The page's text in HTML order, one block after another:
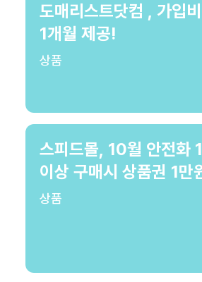
도매리스트닷컴 , 가입
1개월 제공!
상품
스피드몰, 10월 안전화
이상 구매시 상품권 1만
상품